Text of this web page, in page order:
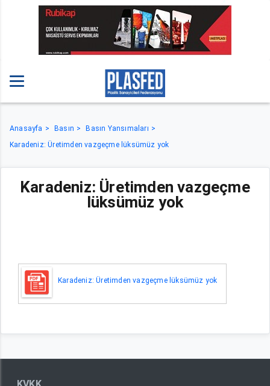
Anasayfa Basın
Basın Yansımaları
Karadeniz: Üretimden vazgeçme lüksümüz yok
Karadeniz: Üretimden vazgeçme
lüksümüz yok
Karadeniz: Üretimden vazgeçme lüksümüz yok